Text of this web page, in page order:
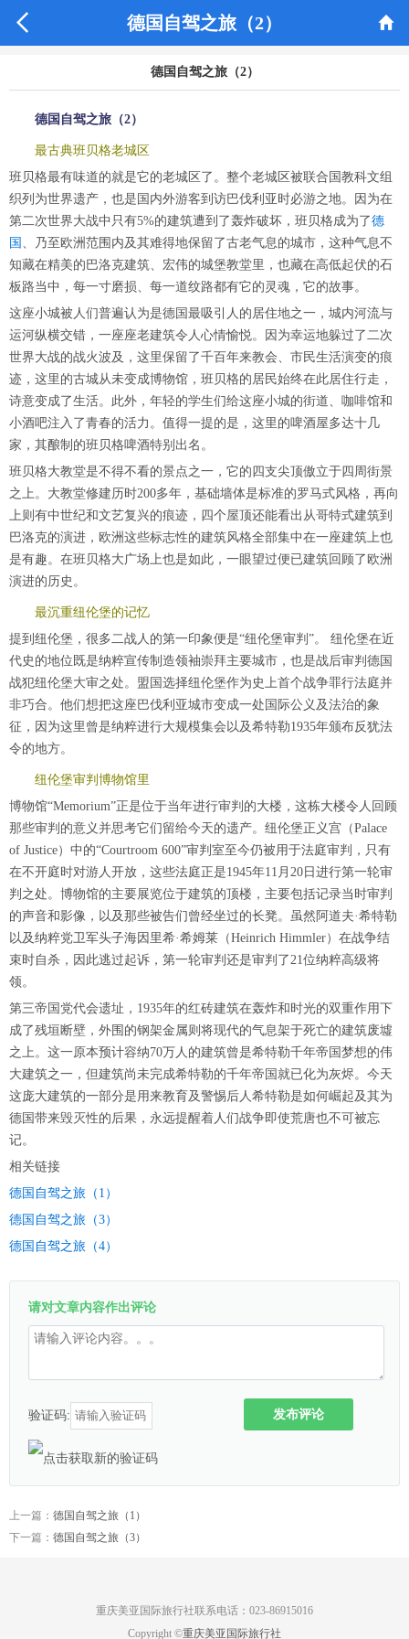
 德国自驾之旅（2） 
德国自驾之旅（2）
德国自驾之旅（2）
最古典班贝格老城区
班贝格最有味道的就是它的老城区了。整个老城区被联合国教科文组
织列为世界遗产，也是国内外游客到访巴伐利亚时必游之地。因为在
第二次世界大战中只有5%的建筑遭到了轰炸破坏，班贝格成为了德
国 、乃至欧洲范围内及其难得地保留了古老气息的城市，这种气息不
知藏在精美的巴洛克建筑、宏伟的城堡教堂里，也藏在高低起伏的石
板路当中，每一寸磨损、每一道纹路都有它的灵魂，它的故事。
这座小城被人们普遍认为是德国最吸引人的居住地之一，城内河流与
运河纵横交错，一座座老建筑令人心情愉悦。因为幸运地躲过了二次
世界大战的战火波及，这里保留了千百年来教会、市民生活演变的痕
迹，这里的古城从未变成博物馆，班贝格的居民始终在此居住行走，
诗意变成了生活。此外，年轻的学生们给这座小城的街道、咖啡馆和
小酒吧注入了青春的活力。值得一提的是，这里的啤酒屋多达十几
家，其酿制的班贝格啤酒特别出名。
班贝格大教堂是不得不看的景点之一，它的四支尖顶傲立于四周街景
之上。大教堂修建历时200多年，基础墙体是标准的罗马式风格，再向
上则有中世纪和文艺复兴的痕迹，四个屋顶还能看出从哥特式建筑到
巴洛克的演进，欧洲这些标志性的建筑风格全部集中在一座建筑上也
是有趣。在班贝格大广场上也是如此，一眼望过便已建筑回顾了欧洲
演进的历史。
最沉重纽伦堡的记忆
提到纽伦堡，很多二战人的第一印象便是“纽伦堡审判”。 纽伦堡在近
代史的地位既是纳粹宣传制造领袖崇拜主要城市，也是战后审判德国
战犯纽伦堡大审之处。盟国选择纽伦堡作为史上首个战争罪行法庭并
非巧合。他们想把这座巴伐利亚城市变成一处国际公义及法治的象
征，因为这里曾是纳粹进行大规模集会以及希特勒1935年颁布反犹法
令的地方。
纽伦堡审判博物馆里
博物馆“Memorium”正是位于当年进行审判的大楼，这栋大楼令人回顾
那些审判的意义并思考它们留给今天的遗产。纽伦堡正义宫（Palace
of Justice）中的“Courtroom 600”审判室至今仍被用于法庭审判，只有
在不开庭时对游人开放，这些法庭正是1945年11月20日进行第一轮审
判之处。博物馆的主要展览位于建筑的顶楼，主要包括记录当时审判
的声音和影像，以及那些被告们曾经坐过的长凳。虽然阿道夫·希特勒
以及纳粹党卫军头子海因里希·希姆莱（Heinrich Himmler）在战争结
束时自杀，因此逃过起诉，第一轮审判还是审判了21位纳粹高级将
领。
第三帝国党代会遗址，1935年的红砖建筑在轰炸和时光的双重作用下
成了残垣断壁，外围的钢架金属则将现代的气息架于死亡的建筑废墟
之上。这一原本预计容纳70万人的建筑曾是希特勒千年帝国梦想的伟
大建筑之一，但建筑尚未完成希特勒的千年帝国就已化为灰烬。今天
这庞大建筑的一部分是用来教育及警惕后人希特勒是如何崛起及其为
德国带来毁灭性的后果，永远提醒着人们战争即使荒唐也不可被忘
记。
相关链接
德国自驾之旅（1）
德国自驾之旅（3）
德国自驾之旅（4）
请对文章内容作出评论
验证码: 发布评论
上一篇： 德国自驾之旅（1）
下一篇： 德国自驾之旅（3）
重庆美亚国际旅行社联系电话：023-86915016
Copyright ©重庆美亚国际旅行社